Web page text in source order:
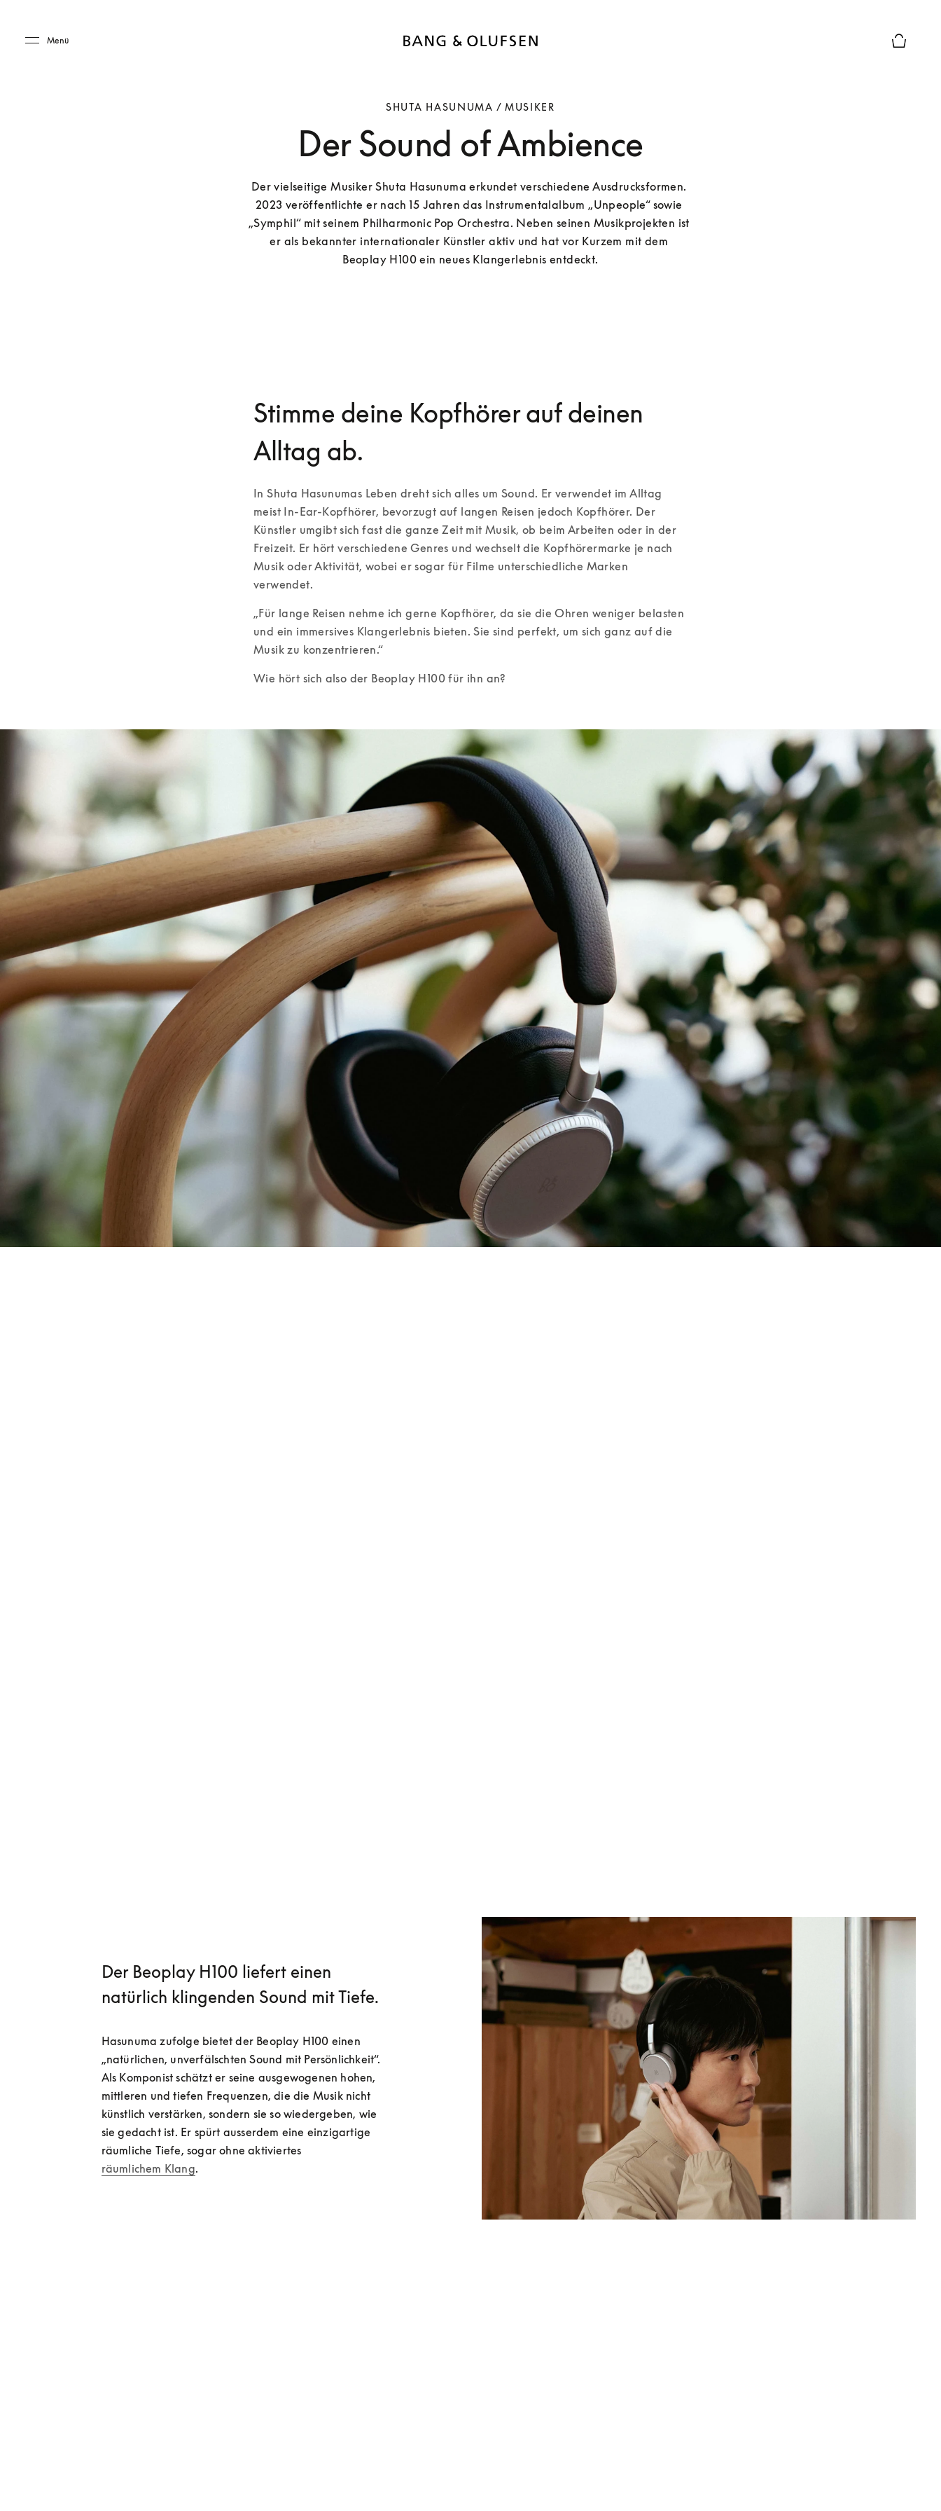
Menü
SHUTA HASUNUMA / MUSIKER
Der Sound of Ambience
Der vielseitige Musiker Shuta Hasunuma erkundet verschiedene Ausdrucksformen.
2023 veröffentlichte er nach 15 Jahren das Instrumentalalbum „Unpeople“ sowie
„Symphil“ mit seinem Philharmonic Pop Orchestra. Neben seinen Musikprojekten ist
er als bekannter internationaler Künstler aktiv und hat vor Kurzem mit dem
Beoplay H100 ein neues Klangerlebnis entdeckt.
Stimme deine Kopfhörer auf deinen
Alltag ab.
In Shuta Hasunumas Leben dreht sich alles um Sound. Er verwendet im Alltag
meist In-Ear-Kopfhörer, bevorzugt auf langen Reisen jedoch Kopfhörer. Der
Künstler umgibt sich fast die ganze Zeit mit Musik, ob beim Arbeiten oder in der
Freizeit. Er hört verschiedene Genres und wechselt die Kopfhörermarke je nach
Musik oder Aktivität, wobei er sogar für Filme unterschiedliche Marken
verwendet.
„Für lange Reisen nehme ich gerne Kopfhörer, da sie die Ohren weniger belasten
und ein immersives Klangerlebnis bieten. Sie sind perfekt, um sich ganz auf die
Musik zu konzentrieren.“
Wie hört sich also der Beoplay H100 für ihn an?
Der Beoplay H100 liefert einen
natürlich klingenden Sound mit Tiefe.
Hasunuma zufolge bietet der Beoplay H100 einen
„natürlichen, unverfälschten Sound mit Persönlichkeit“.
Als Komponist schätzt er seine ausgewogenen hohen,
mittleren und tiefen Frequenzen, die die Musik nicht
künstlich verstärken, sondern sie so wiedergeben, wie
sie gedacht ist. Er spürt ausserdem eine einzigartige
räumliche Tiefe, sogar ohne aktiviertes
räumlichem Klang.